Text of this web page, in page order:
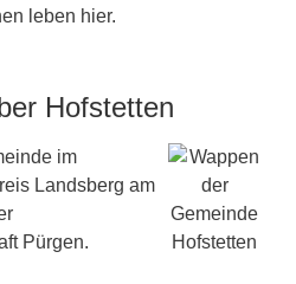
leben hier.
Hofstetten
im
Landsberg am
Pürgen.